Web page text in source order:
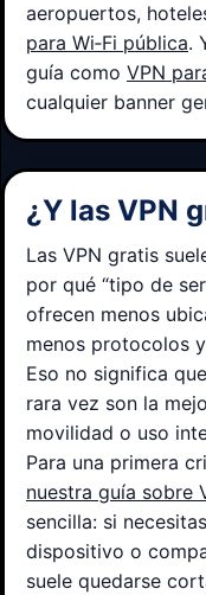
aeropuertos,
para Wi‑Fi pública.
guía como VPN
cualquier banner
¿Y las VPN
Las VPN gratis
por qué “tipo de
ofrecen menos
menos protocolos
Eso no significa
rara vez son la
movilidad o uso
Para una primera
nuestra guía sobre
sencilla: si
dispositivo o
suele quedarse